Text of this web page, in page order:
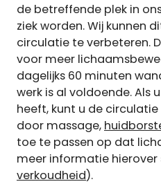
de betreffende plek in
ziek worden. Wij kunnen
circulatie te verbeteren.
voor meer
dagelijks 60 minuten
werk is al voldoende. Als
heeft, kunt u de
door massage,
toe te passen op dat
meer informatie hierover
verkoudheid).